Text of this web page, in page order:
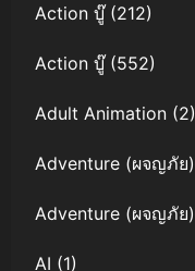
Action บู๊(212)
Action บู๊(552)
Adult Animation (2)
Adventure (ผจญภัย)
Adventure (ผจญภัย)
AI (1)